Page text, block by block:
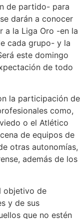
de partido- para
darán a conocer
a la Liga Oro -en la
cada grupo- y la
este domingo
de todo
la participación de
como,
o el Atlético
de equipos de
otras autonomías,
además de los
objetivo de
y de sus
que no estén